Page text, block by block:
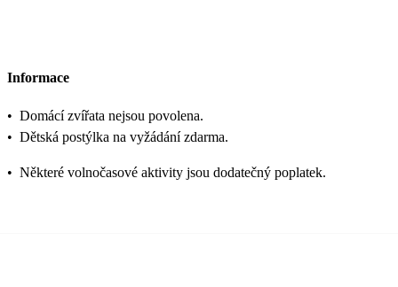
Informace
• Domácí zvířata nejsou povolena.
• Dětská postýlka na vyžádání zdarma.
• Některé volnočasové aktivity jsou dodatečný poplatek.